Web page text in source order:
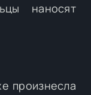
наносят
произнесла